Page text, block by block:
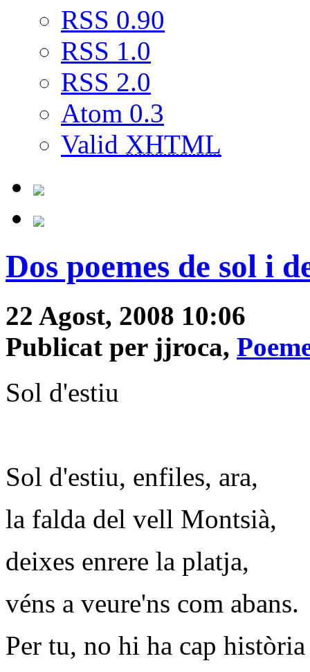
RSS 0.90
RSS 1.0
RSS 2.0
Atom 0.3
Valid XHTML
Dos poemes de sol i
22 Agost, 2008 10:06
Publicat per jjroca,
Sol d'estiu
Sol d'estiu, enfiles, ara,
la falda del vell Montsià,
deixes enrere la platja,
véns a veure'ns com abans.
Per tu, no hi ha cap història